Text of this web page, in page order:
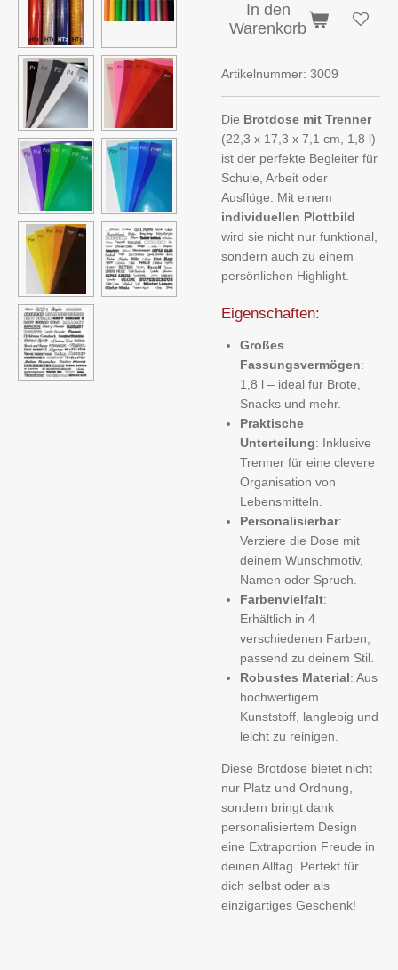
In den
Warenkorb
Artikelnummer: 3009
Die Brotdose mit Trenner
(22,3 x 17,3 x 7,1 cm, 1,8 l)
ist der perfekte Begleiter für
Schule, Arbeit oder
Ausflüge. Mit einem
individuellen Plottbild
wird sie nicht nur funktional,
sondern auch zu einem
persönlichen Highlight.
Eigenschaften:
Großes
Fassungsvermögen:
1,8 l – ideal für Brote,
Snacks und mehr.
Praktische
Unterteilung: Inklusive
Trenner für eine clevere
Organisation von
Lebensmitteln.
Personalisierbar:
Verziere die Dose mit
deinem Wunschmotiv,
Namen oder Spruch.
Farbenvielfalt:
Erhältlich in 4
verschiedenen Farben,
passend zu deinem Stil.
Robustes Material: Aus
hochwertigem
Kunststoff, langlebig und
leicht zu reinigen.
Diese Brotdose bietet nicht
nur Platz und Ordnung,
sondern bringt dank
personalisiertem Design
eine Extraportion Freude in
deinen Alltag. Perfekt für
dich selbst oder als
einzigartiges Geschenk!